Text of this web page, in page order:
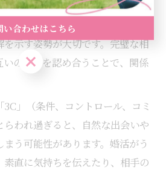
必要なこと」として、まずは自
ポイントを明確にしつつも、相手
示す姿勢が大切です。完璧な相
の違いを認め合うことで、関係
」（条件、コントロール、コミ
らわれ過ぎると、自然な出会いや
う可能性があります。婚活がう
素直に気持ちを伝えたり、相手の
い合わせはこちら
い合わせはこちら